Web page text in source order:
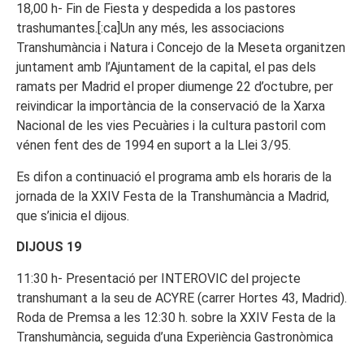
18,00 h- Fin de Fiesta y despedida a los pastores
trashumantes.[:ca]Un any més, les associacions
Transhumància i Natura i Concejo de la Meseta organitzen
juntament amb l’Ajuntament de la capital, el pas dels
ramats per Madrid el proper diumenge 22 d’octubre, per
reivindicar la importància de la conservació de la Xarxa
Nacional de les vies Pecuàries i la cultura pastoril com
vénen fent des de 1994 en suport a la Llei 3/95.
Es difon a continuació el programa amb els horaris de la
jornada de la XXIV Festa de la Transhumància a Madrid,
que s’inicia el dijous.
DIJOUS 19
11:30 h- Presentació per INTEROVIC del projecte
transhumant a la seu de ACYRE (carrer Hortes 43, Madrid).
Roda de Premsa a les 12:30 h. sobre la XXIV Festa de la
Transhumància, seguida d’una Experiència Gastronòmica